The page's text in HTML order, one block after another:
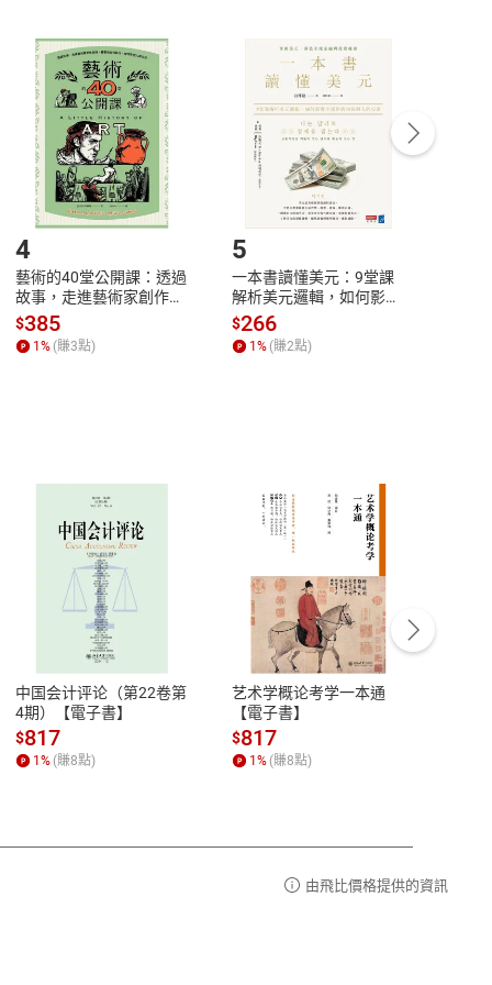
有形媒介提供之數位內容，消費者同意若訂購後
點選「瀏覽訂單明細」
「申請取消訂單/ 退
貨。
付款方式
Payment
完成訂單
Complete
號，下載書籍後看書
性
參
客服資訊
服務時間：週一到週五 10:00-12:00、
13:00-17:00 (國定假日及例假日休息)
客服電話：0080-1857077
4
藝術的40堂公開課：透過
故事，走進藝術家創作現
場，看藝術如何誕生、如
何形塑人類生活【電子
書】
$385
1% (賺3點)
5
一本書讀懂美元：9堂課
解析美元邏輯，如何影響
全球經濟和每個人的投資
【電子書】
$266
1% (賺2點)
中国会计评论（第22卷第
4期）【電子書】
$817
1% (賺8點)
艺术学概论考学一本通
【電子書】
$817
1% (賺8點)
由飛比價格提供的資訊